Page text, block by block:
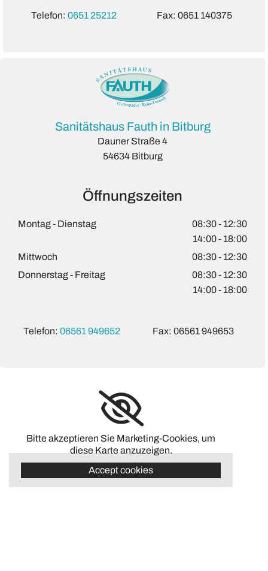
Telefon: 0651 25212 Fax: 0651 140375
Sanitätshaus Fauth in Bitburg
Dauner Straße 4
54634 Bitburg
Öffnungszeiten
Montag - Dienstag
08:30 - 12:30
14:00 - 18:00
Mittwoch
08:30 - 12:30
Donnerstag - Freitag
08:30 - 12:30
14:00 - 18:00
Telefon: 06561 949652 Fax: 06561 949653
Bitte akzeptieren Sie Marketing-Cookies, um
diese Karte anzuzeigen.
Accept cookies